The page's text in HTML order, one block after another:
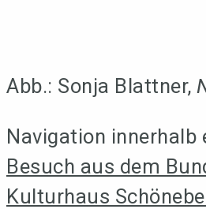
Abb.: Sonja Blattner,
Navigation innerhalb
Besuch aus dem
Kulturhaus